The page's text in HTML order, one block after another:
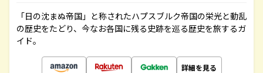
「日の沈まぬ帝国」と称されたハプスブルク帝国の栄光と動乱
の歴史をたどり、今なお各国に残る史跡を巡る歴史を旅するガ
イド。
詳細を見る